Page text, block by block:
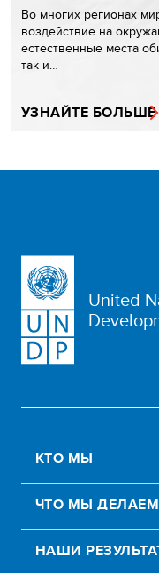
Во многих регионах
воздействие на
естественные места
так и…
УЗНАЙТЕ БОЛЬШЕ
United
КТО МЫ
ЧТО МЫ ДЕЛАЕМ
НАШИ